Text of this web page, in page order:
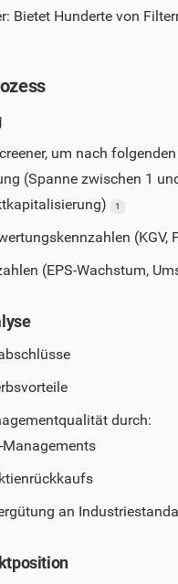
Bietet Hunderte von
um nach
(Spanne zwischen 1
1
(KGV,
(EPS-Wachstum,
durch:
an